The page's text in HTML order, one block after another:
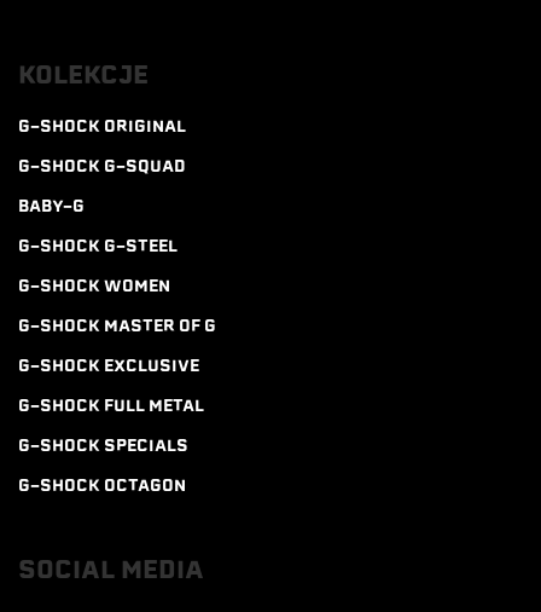
KOLEKCJE
G-SHOCK ORIGINAL
G-SHOCK G-SQUAD
BABY-G
G-SHOCK G-STEEL
G-SHOCK WOMEN
G-SHOCK MASTER OF G
G-SHOCK EXCLUSIVE
G-SHOCK FULL METAL
G-SHOCK SPECIALS
G-SHOCK OCTAGON
SOCIAL MEDIA